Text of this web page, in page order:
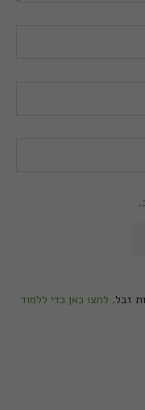
זבל. לחצו כאן כדי ללמוד